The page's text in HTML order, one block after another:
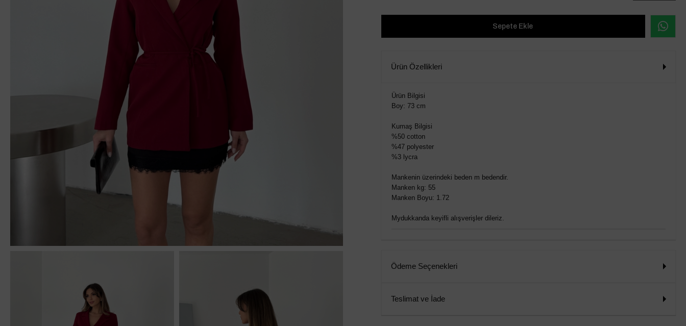
Ürün Özellikleri
Ürün Bilgisi
Boy: 73 cm
Kumaş Bilgisi
%50 cotton
%47 polyester
%3 lycra
Mankenin üzerindeki beden m bedendir.
Manken kg: 55
Manken Boyu: 1.72
Mydukkanda keyifli alışverişler dileriz.
Ödeme Seçenekleri
Teslimat ve İade